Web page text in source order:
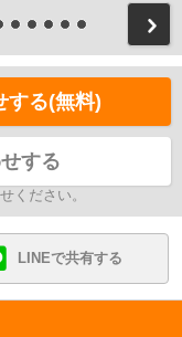
する(無料)
する
ください。
LINEで共有する